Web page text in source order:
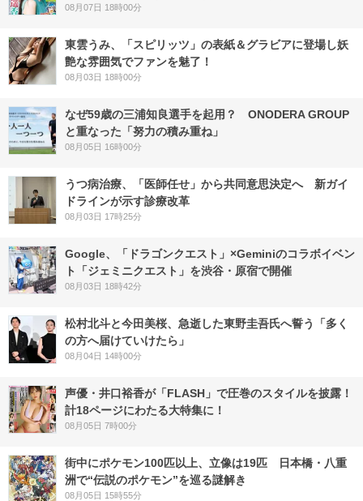
08月07日 18時00分
東雲うみ、「スピリッツ」の表紙＆グラビアに登場し妖
艶な雰囲気でファンを魅了！
08月03日 18時00分
なぜ59歳の三浦知良選手を起用？ ONODERA GROUP
と重なった「努力の積み重ね」
08月05日 16時00分
うつ病治療、「医師任せ」から共同意思決定へ 新ガイ
ドラインが示す診療改革
08月03日 17時25分
Google、「ドラゴンクエスト」×Geminiのコラボイベン
ト「ジェミニクエスト」を渋谷・原宿で開催
08月03日 18時42分
松村北斗と今田美桜、急逝した東野圭吾氏へ誓う「多く
の方へ届けていけたら」
08月04日 14時00分
声優・井口裕香が「FLASH」で圧巻のスタイルを披露！
計18ページにわたる大特集に！
08月05日 7時00分
街中にポケモン100匹以上、立像は19匹 日本橋・八重
洲で“伝説のポケモン”を巡る謎解き
08月05日 15時55分